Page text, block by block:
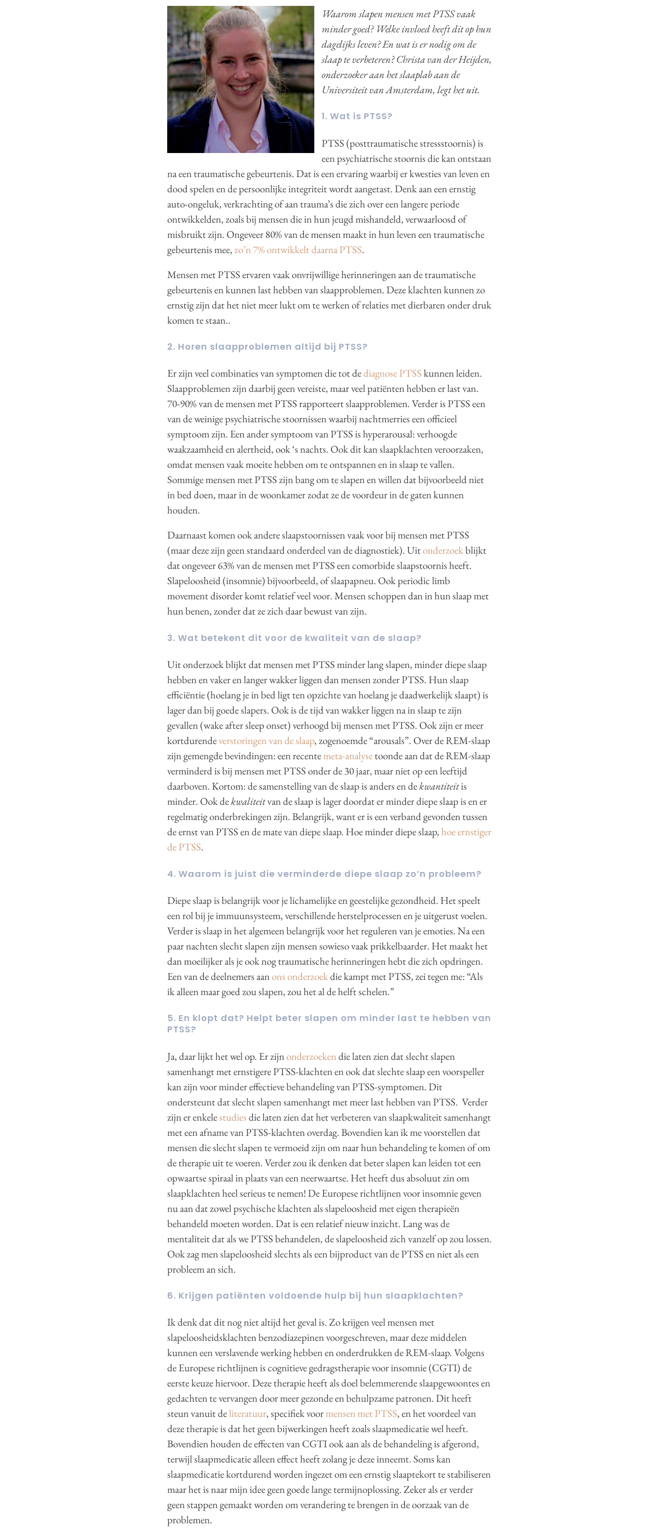
Waarom slapen mensen met PTSS vaak
minder goed? Welke invloed heeft dit op hun
dagelijks leven? En wat is er nodig om de
slaap te verbeteren? Christa van der Heijden,
onderzoeker aan het slaaplab aan de
Universiteit van Amsterdam, legt het uit.
1. Wat is PTSS?
PTSS (posttraumatische stressstoornis) is
een psychiatrische stoornis die kan ontstaan
na een traumatische gebeurtenis. Dat is een ervaring waarbij er kwesties van leven en
dood spelen en de persoonlijke integriteit wordt aangetast. Denk aan een ernstig
auto-ongeluk, verkrachting of aan trauma’s die zich over een langere periode
ontwikkelden, zoals bij mensen die in hun jeugd mishandeld, verwaarloosd of
misbruikt zijn. Ongeveer 80% van de mensen maakt in hun leven een traumatische
gebeurtenis mee,zo’n 7% ontwikkelt daarna PTSS.
Mensen met PTSS ervaren vaak onvrijwillige herinneringen aan de traumatische
gebeurtenis en kunnen last hebben van slaapproblemen. Deze klachten kunnen zo
ernstig zijn dat het niet meer lukt om te werken of relaties met dierbaren onder druk
komen te staan..
2. Horen slaapproblemen altijd bij PTSS?
Er zijn veel combinaties van symptomen die tot dediagnose PTSSkunnen leiden.
Slaapproblemen zijn daarbij geen vereiste, maar veel patiënten hebben er last van.
70-90% van de mensen met PTSS rapporteert slaapproblemen. Verder is PTSS een
van de weinige psychiatrische stoornissen waarbij nachtmerries een officieel
symptoom zijn. Een ander symptoom van PTSS is hyperarousal: verhoogde
waakzaamheid en alertheid, ook ‘s nachts. Ook dit kan slaapklachten veroorzaken,
omdat mensen vaak moeite hebben om te ontspannen en in slaap te vallen.
Sommige mensen met PTSS zijn bang om te slapen en willen dat bijvoorbeeld niet
in bed doen, maar in de woonkamer zodat ze de voordeur in de gaten kunnen
houden.
Daarnaast komen ook andere slaapstoornissen vaak voor bij mensen met PTSS
(maar deze zijn geen standaard onderdeel van de diagnostiek). Uitonderzoekblijkt
dat ongeveer 63% van de mensen met PTSS een comorbide slaapstoornis heeft.
Slapeloosheid (insomnie) bijvoorbeeld, of slaapapneu. Ook periodic limb
movement disorder komt relatief veel voor. Mensen schoppen dan in hun slaap met
hun benen, zonder dat ze zich daar bewust van zijn.
3. Wat betekent dit voor de kwaliteit van de slaap?
Uit onderzoek blijkt dat mensen met PTSS minder lang slapen, minder diepe slaap
hebben en vaker en langer wakker liggen dan mensen zonder PTSS. Hun slaap
efficiëntie (hoelang je in bed ligt ten opzichte van hoelang je daadwerkelijk slaapt) is
lager dan bij goede slapers. Ook is de tijd van wakker liggen na in slaap te zijn
gevallen (wake after sleep onset) verhoogd bij mensen met PTSS. Ook zijn er meer
kortdurendeverstoringen van de slaap, zogenoemde “arousals”. Over de REM-slaap
zijn gemengde bevindingen: een recentemeta-analysetoonde aan dat de REM-slaap
verminderd is bij mensen met PTSS onder de 30 jaar, maar niet op een leeftijd
daarboven. Kortom: de samenstelling van de slaap is anders en dekwantiteitis
minder. Ook dekwaliteitvan de slaap is lager doordat er minder diepe slaap is en er
regelmatig onderbrekingen zijn. Belangrijk, want er is een verband gevonden tussen
de ernst van PTSS en de mate van diepe slaap. Hoe minder diepe slaap,hoe ernstiger
de PTSS.
4. Waarom is juist die verminderde diepe slaap zo’n probleem?
Diepe slaap is belangrijk voor je lichamelijke en geestelijke gezondheid. Het speelt
een rol bij je immuunsysteem, verschillende herstelprocessen en je uitgerust voelen.
Verder is slaap in het algemeen belangrijk voor het reguleren van je emoties. Na een
paar nachten slecht slapen zijn mensen sowieso vaak prikkelbaarder. Het maakt het
dan moeilijker als je ook nog traumatische herinneringen hebt die zich opdringen.
Een van de deelnemers aanons onderzoekdie kampt met PTSS, zei tegen me: “Als
ik alleen maar goed zou slapen, zou het al de helft schelen.”
5. En klopt dat? Helpt beter slapen om minder last te hebben van
PTSS?
Ja, daar lijkt het wel op. Er zijnonderzoekendie laten zien dat slecht slapen
samenhangt met ernstigere PTSS-klachten en ook dat slechte slaap een voorspeller
kan zijn voor minder effectieve behandeling van PTSS-symptomen. Dit
ondersteunt dat slecht slapen samenhangt met meer last hebben van PTSS. Verder
zijn er enkelestudiesdie laten zien dat het verbeteren van slaapkwaliteit samenhangt
met een afname van PTSS-klachten overdag. Bovendien kan ik me voorstellen dat
mensen die slecht slapen te vermoeid zijn om naar hun behandeling te komen of om
de therapie uit te voeren. Verder zou ik denken dat beter slapen kan leiden tot een
opwaartse spiraal in plaats van een neerwaartse. Het heeft dus absoluut zin om
slaapklachten heel serieus te nemen! De Europese richtlijnen voor insomnie geven
nu aan dat zowel psychische klachten als slapeloosheid met eigen therapieën
behandeld moeten worden. Dat is een relatief nieuw inzicht. Lang was de
mentaliteit dat als we PTSS behandelen, de slapeloosheid zich vanzelf op zou lossen.
Ook zag men slapeloosheid slechts als een bijproduct van de PTSS en niet als een
probleem an sich.
6. Krijgen patiënten voldoende hulp bij hun slaapklachten?
Ik denk dat dit nog niet altijd het geval is. Zo krijgen veel mensen met
slapeloosheidsklachten benzodiazepinen voorgeschreven, maar deze middelen
kunnen een verslavende werking hebben en onderdrukken de REM-slaap. Volgens
de Europese richtlijnen is cognitieve gedragstherapie voor insomnie (CGTI) de
eerste keuze hiervoor. Deze therapie heeft als doel belemmerende slaapgewoontes en
gedachten te vervangen door meer gezonde en behulpzame patronen. Dit heeft
steun vanuit deliteratuur, specifiek voormensen met PTSS, en het voordeel van
deze therapie is dat het geen bijwerkingen heeft zoals slaapmedicatie wel heeft.
Bovendien houden de effecten van CGTI ook aan als de behandeling is afgerond,
terwijl slaapmedicatie alleen effect heeft zolang je deze inneemt. Soms kan
slaapmedicatie kortdurend worden ingezet om een ernstig slaaptekort te stabiliseren
maar het is naar mijn idee geen goede lange termijnoplossing. Zeker als er verder
geen stappen gemaakt worden om verandering te brengen in de oorzaak van de
problemen.